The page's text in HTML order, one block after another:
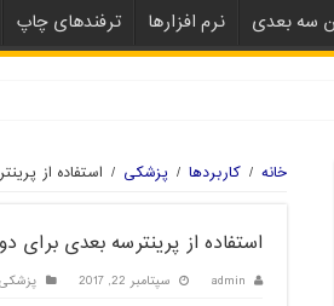
سه بعدی نرم افزارها ترفندهای چاپ
خانه / کاربردها / پزشکی / استفاده از
استفاده از پرینترسه بعدی برای
admin سپتامبر 22, 2017 پزشکی